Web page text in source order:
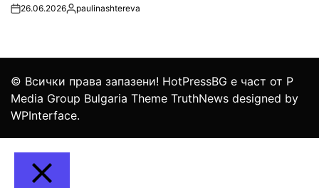
on26.06.2026Posted
paulinashtereva
© Всички права запазени! HotPressBG е част от P
Media Group Bulgaria Theme TruthNews designed by
WPInterface.